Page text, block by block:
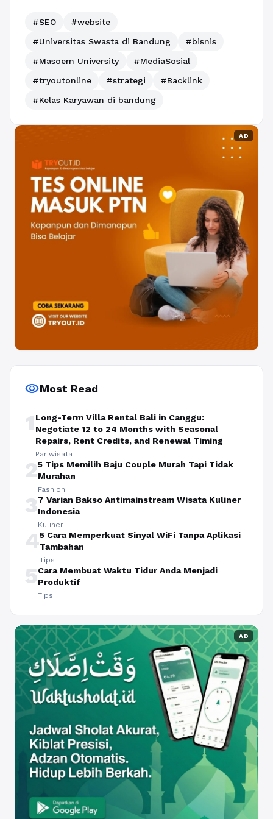
#SEO
#website
#Universitas Swasta di Bandung
#bisnis
#Masoem University
#MediaSosial
#tryoutonline
#strategi
#Backlink
#Kelas Karyawan di bandung
AD
visibilityMost Read
1 Long-Term Villa Rental Bali in Canggu:
Negotiate 12 to 24 Months with Seasonal
Repairs, Rent Credits, and Renewal Timing
Pariwisata
25 Tips Memilih Baju Couple Murah Tapi Tidak
Murahan
Fashion
37 Varian Bakso Antimainstream Wisata Kuliner
Indonesia
Kuliner
45 Cara Memperkuat Sinyal WiFi Tanpa Aplikasi
Tambahan
Tips
5Cara Membuat Waktu Tidur Anda Menjadi
Produktif
Tips
AD